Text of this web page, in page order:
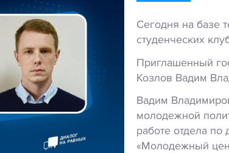
Сегодня на базе
студенческих
Приглашенный
Козлов Вадим
Вадим
молодежной
работе отдела
«Молодежный